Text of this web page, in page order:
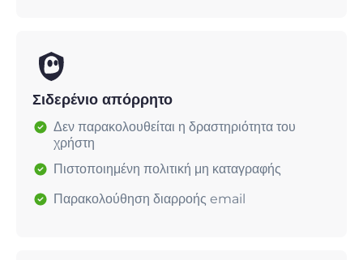
Σιδερένιο απόρρητο
Δεν παρακολουθείται η δραστηριότητα του
χρήστη
Πιστοποιημένη πολιτική μη καταγραφής
Παρακολούθηση διαρροής email